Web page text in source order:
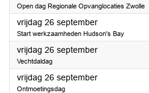
Open dag Regionale Opvanglocaties Zwolle
vrijdag 26 september2025
Start werkzaamheden Hudson's Bay
vrijdag 26 september2025
Vechtdaldag
vrijdag 26 september2025
Ontmoetingsdag